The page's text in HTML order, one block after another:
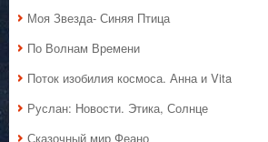
Моя Звезда- Синяя Птица
По Волнам Времени
Поток изобилия космоса. Анна и Vita
Руслан: Новости. Этика, Солнце
Сказочный мир Феано